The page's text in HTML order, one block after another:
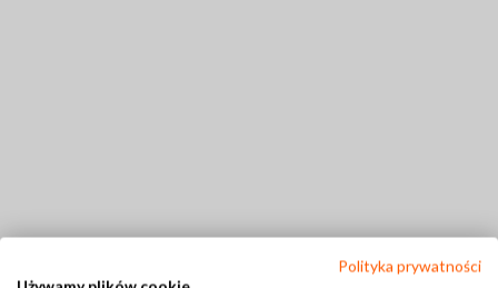
Polityka prywatności